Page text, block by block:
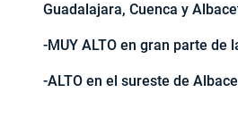
Guadalajara, Cuenca y
-MUY ALTO en gran parte de
-ALTO en el sureste de